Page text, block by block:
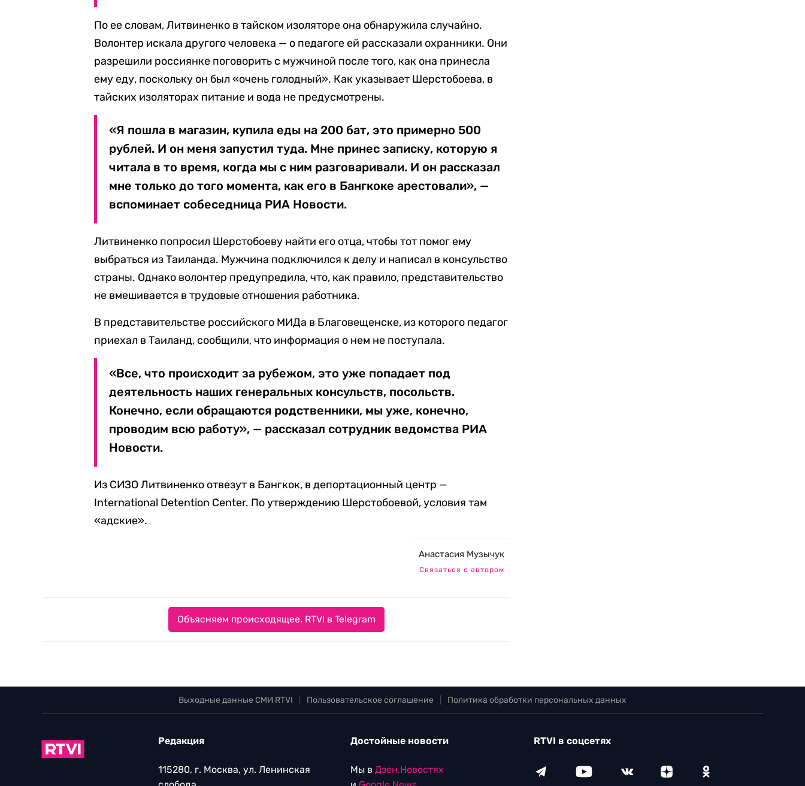
По ее словам, Литвиненко в тайском изоляторе она обнаружила случайно.
Волонтер искала другого человека — о педагоге ей рассказали охранники. Они
разрешили россиянке поговорить с мужчиной после того, как она принесла
ему еду, поскольку он был «очень голодный». Как указывает Шерстобоева, в
тайских изоляторах питание и вода не предусмотрены.
«Я пошла в магазин, купила еды на 200 бат, это примерно 500
рублей. И он меня запустил туда. Мне принес записку, которую я
читала в то время, когда мы с ним разговаривали. И он рассказал
мне только до того момента, как его в Бангкоке арестовали», —
вспоминает собеседница РИА Новости.
Литвиненко попросил Шерстобоеву найти его отца, чтобы тот помог ему
выбраться из Таиланда. Мужчина подключился к делу и написал в консульство
страны. Однако волонтер предупредила, что, как правило, представительство
не вмешивается в трудовые отношения работника.
В представительстве российского МИДа в Благовещенске, из которого педагог
приехал в Таиланд, сообщили, что информация о нем не поступала.
«Все, что происходит за рубежом, это уже попадает под
деятельность наших генеральных консульств, посольств.
Конечно, если обращаются родственники, мы уже, конечно,
проводим всю работу», — рассказал сотрудник ведомства РИА
Новости.
Из СИЗО Литвиненко отвезут в Бангкок, в депортационный центр —
International Detention Center. По утверждению Шерстобоевой, условия там
«адские».
Анастасия Музычук
Связаться с автором
Объясняем происходящее. RTVI в Telegram
Выходные данные СМИ RTVI Пользовательское соглашение Политика обработки персональных данных
Редакция
115280, г. Москва, ул. Ленинская
Достойные новости
Мы в Дзен.Новостях
RTVI в соцсетях